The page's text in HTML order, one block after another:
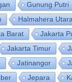
Gunung Putri
Halmahera Utara
Barat
Jakarta
Jakarta Timur
Jatinangor
Jepara